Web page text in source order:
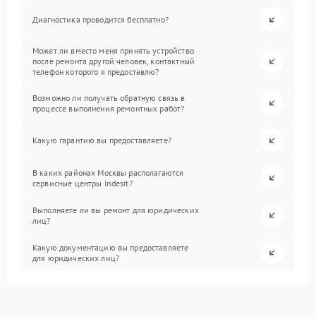
Диагностика проводится бесплатно?
Может ли вместо меня принять устройство
после ремонта другой человек, контактный
телефон которого я предоставлю?
Возможно ли получать обратную связь в
процессе выполнения ремонтных работ?
Какую гарантию вы предоставляете?
В каких районах Москвы располагаются
сервисные центры Indesit?
Выполняете ли вы ремонт для юридических
лиц?
Какую документацию вы предоставляете
для юридических лиц?